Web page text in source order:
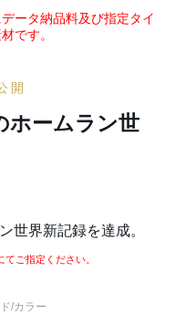
ータ納品料及び指定タイ
です。
開
ホームラン世
世界新記録を達成。
ご指定ください。
/カラー